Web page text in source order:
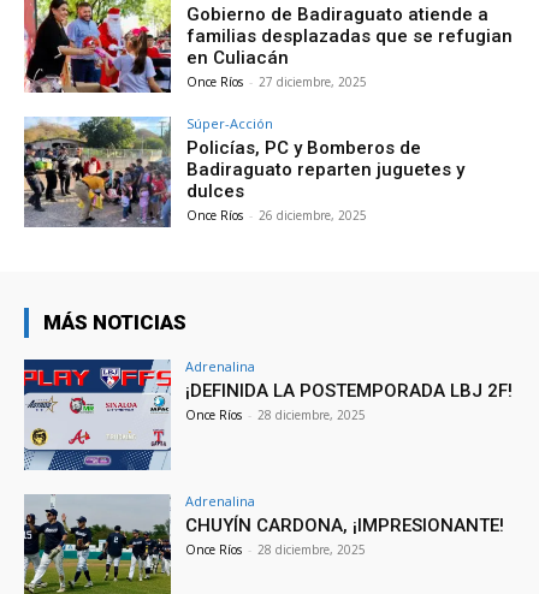
Gobierno de Badiraguato atiende a
familias desplazadas que se refugian
en Culiacán
Once Ríos - 27 diciembre, 2025
Súper-Acción
Policías, PC y Bomberos de
Badiraguato reparten juguetes y
dulces
Once Ríos - 26 diciembre, 2025
MÁS NOTICIAS
Adrenalina
¡DEFINIDA LA POSTEMPORADA LBJ 2F!
Once Ríos - 28 diciembre, 2025
Adrenalina
CHUYÍN CARDONA, ¡IMPRESIONANTE!
Once Ríos - 28 diciembre, 2025